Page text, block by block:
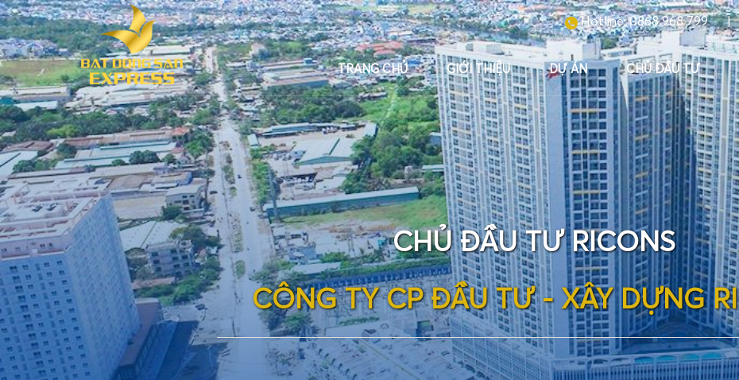
Hotline:0868 968 799 |
TRANG CHỦ GIỚI THIỆU DỰ ÁN CHỦ ĐẦU TƯ
CHỦ ĐẦU TƯ RICONS
CÔNG TY CP ĐẦU TƯ - XÂY DỰNG RI